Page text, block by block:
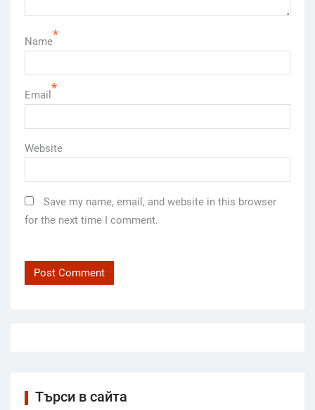
Name*
Email *
Website
Save my name, email, and website in this browser
for the next time I comment.
Търси в сайта